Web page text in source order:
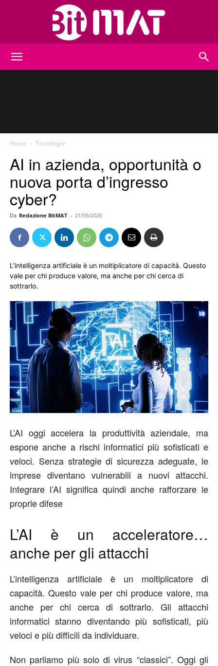
Home Tecnologie
AI in azienda, opportunità o
nuova porta d’ingresso
cyber?
Da Redazione BitMAT - 21/05/2026
L’intelligenza artificiale è un moltiplicatore di capacità. Questo
vale per chi produce valore, ma anche per chi cerca di
sottrarlo.
L’AI oggiaccelera la produttività aziendale, ma
espone anche a rischi informatici più sofisticati e
veloci. Senza strategie di sicurezza adeguate, le
imprese diventano vulnerabili a nuovi attacchi.
Integrare l’AI significa quindi anche rafforzare le
propriedifese
L’AI è un acceleratore…
anche per gli attacchi
L’intelligenza artificiale è un moltiplicatore di
capacità. Questo vale per chi produce valore, ma
anche per chi cerca di sottrarlo. Gli attacchi
informatici stanno diventando più sofisticati, più
veloci e più difficili da individuare.
Non parliamo più solo di virus “classici”. Oggi gli